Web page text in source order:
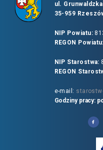
ul.
35-959
NIP Powiatu:
REGON Powiatu:
NIP Starostwa:
REGON
e-mail:
Godziny pracy: